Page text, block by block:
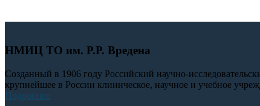
НМИЦ ТО им. Р.Р. Вредена
Созданный в 1906 году Российский научно-
крупнейшее в России клиническое, научное и учебное
Подробнее